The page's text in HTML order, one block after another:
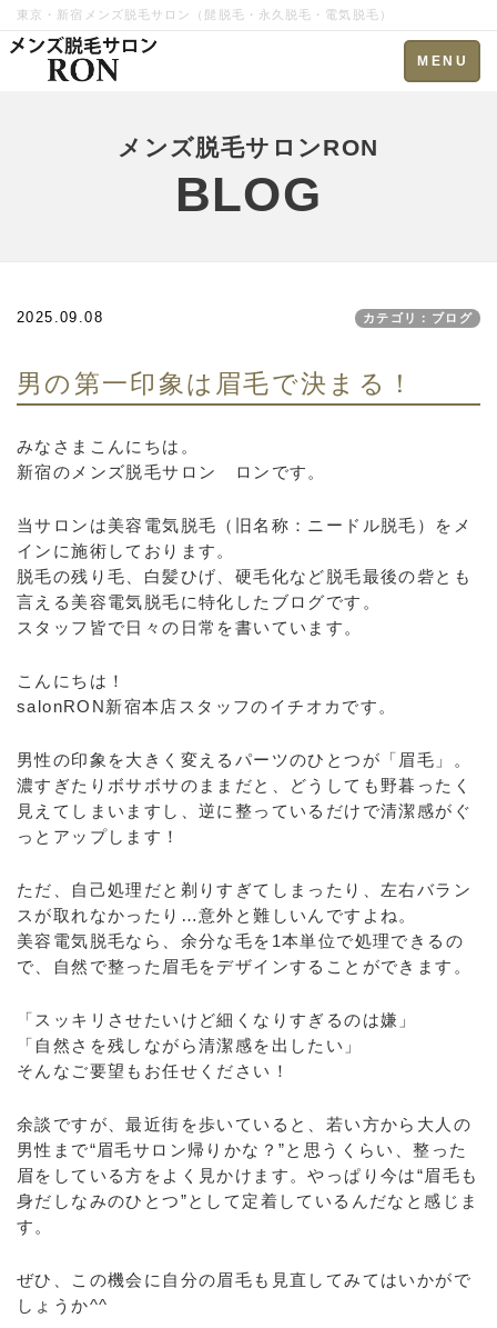
東京・新宿メンズ脱毛サロン（髭脱毛・永久脱毛・電気脱毛）
Toggle
navigation
MENU
メンズ脱毛サロンRON
BLOG
2025.09.08 カテゴリ：ブログ
男の第一印象は眉毛で決まる！
みなさまこんにちは。
新宿のメンズ脱毛サロン ロンです。
当サロンは美容電気脱毛（旧名称：ニードル脱毛）をメ
インに施術しております。
脱毛の残り毛、白髪ひげ、硬毛化など脱毛最後の砦とも
言える美容電気脱毛に特化したブログです。
スタッフ皆で日々の日常を書いています。
こんにちは！
salonRON新宿本店スタッフのイチオカです。
男性の印象を大きく変えるパーツのひとつが「眉毛」。
濃すぎたりボサボサのままだと、どうしても野暮ったく
見えてしまいますし、逆に整っているだけで清潔感がぐ
っとアップします！
ただ、自己処理だと剃りすぎてしまったり、左右バラン
スが取れなかったり…意外と難しいんですよね。
美容電気脱毛なら、余分な毛を1本単位で処理できるの
で、自然で整った眉毛をデザインすることができます。
「スッキリさせたいけど細くなりすぎるのは嫌」
「自然さを残しながら清潔感を出したい」
そんなご要望もお任せください！
余談ですが、最近街を歩いていると、若い方から大人の
男性まで“眉毛サロン帰りかな？”と思うくらい、整った
眉をしている方をよく見かけます。やっぱり今は“眉毛も
身だしなみのひとつ”として定着しているんだなと感じま
す。
ぜひ、この機会に自分の眉毛も見直してみてはいかがで
しょうか^^